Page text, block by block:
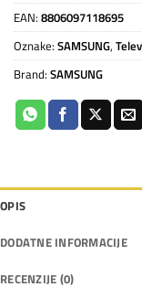
EAN: 8806097118695
Oznake: SAMSUNG,
Brand: SAMSUNG
OPIS
DODATNE INFORMACIJE
RECENZIJE (0)